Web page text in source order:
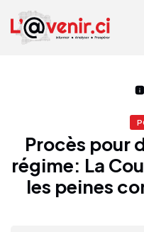
Procès pour
régime: La
les peines